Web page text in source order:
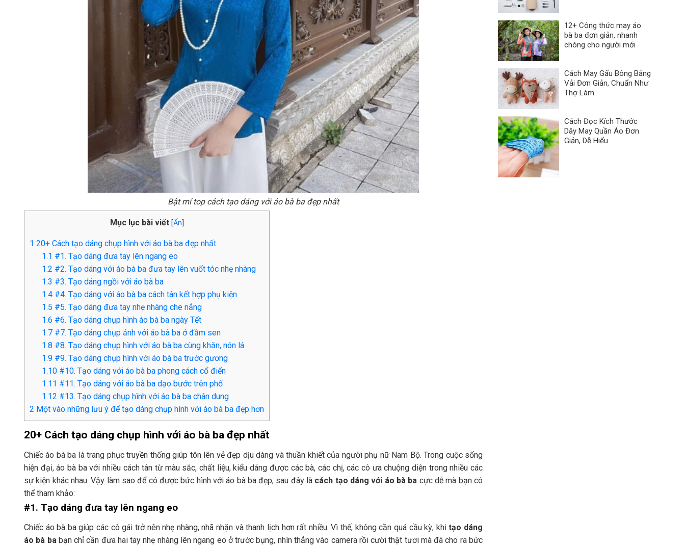
Bật mí top cách tạo dáng với áo bà ba đẹp nhất
Mục lục bài viết [Ẩn
1 20+ Cách tạo dáng chụp hình với áo bà ba đẹp nhất
1.1 #1. Tạo dáng đưa tay lên ngang eo
1.2 #2. Tạo dáng với áo bà ba đưa tay lên vuốt tóc nhẹ nhàng
1.3 #3. Tạo dáng ngồi với áo bà ba
1.4 #4. Tạo dáng với áo bà ba cách tân kết hợp phụ kiện
1.5 #5. Tạo dáng đưa tay nhẹ nhàng che nắng
1.6 #6. Tạo dáng chụp hình áo bà ba ngày Tết
1.7 #7. Tạo dáng chụp ảnh với áo bà ba ở đầm sen
1.8 #8. Tạo dáng chụp hình với áo bà ba cùng khăn, nón lá
1.9 #9. Tạo dáng chụp hình với áo bà ba trước gương
1.10 #10. Tạo dáng với áo bà ba phong cách cổ điển
1.11 #11. Tạo dáng với áo bà ba dạo bước trên phố
1.12 #13. Tạo dáng chụp hình với áo bà ba chân dung
2 Một vào những lưu ý để tạo dáng chụp hình với áo bà ba đẹp hơn
20+ Cách tạo dáng chụp hình với áo bà ba đẹp nhất
Chiếc áo bà ba là trang phục truyền thống giúp tôn lên vẻ đẹp dịu dàng và thuần khiết của người phụ nữ Nam Bộ. Trong cuộc sống
hiện đại, áo bà ba với nhiều cách tân từ màu sắc, chất liệu, kiểu dáng được các bà, các chị, các cô ưa chuộng diện trong nhiều các
sự kiện khác nhau. Vậy làm sao để có được bức hình với áo bà ba đẹp, sau đây là cách tạo dáng với áo bà ba cực dễ mà bạn có
thể tham khảo:
#1. Tạo dáng đưa tay lên ngang eo
Chiếc áo bà ba giúp các cô gái trở nên nhẹ nhàng, nhã nhặn và thanh lịch hơn rất nhiều. Vì thế, không cần quá cầu kỳ, khitạo dáng
áo bà ba bạn chỉ cần đưa hai tay nhẹ nhàng lên ngang eo ở trước bụng, nhìn thẳng vào camera rồi cười thật tươi mà đã cho ra bức
12+ Công thức may áo
bà ba đơn giản, nhanh
chóng cho người mới
Cách May Gấu Bông Bằng
Vải Đơn Giản, Chuẩn Như
Thợ Làm
Cách Đọc Kích Thước
Dây May Quần Áo Đơn
Giản, Dễ Hiểu